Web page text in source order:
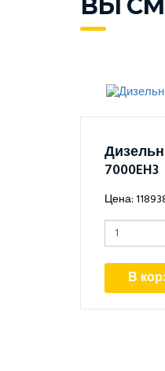
ВЫ
7000EH3
Цена:
В